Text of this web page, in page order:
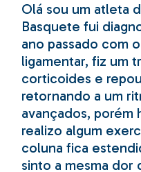
Olá sou um atleta
Basquete fui
ano passado com
ligamentar, fiz um
corticoides e
retornando a um
avançados, porém
realizo algum
coluna fica
sinto a mesma dor